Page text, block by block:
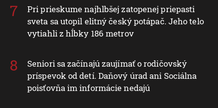
Pri prieskume najhlbšej zatopenej priepasti
sveta sa utopil elitný český potápač. Jeho telo
vytiahli z hĺbky 186 metrov
Seniori sa začínajú zaujímať o rodičovský
príspevok od detí. Daňový úrad ani Sociálna
poisťovňa im informácie nedajú